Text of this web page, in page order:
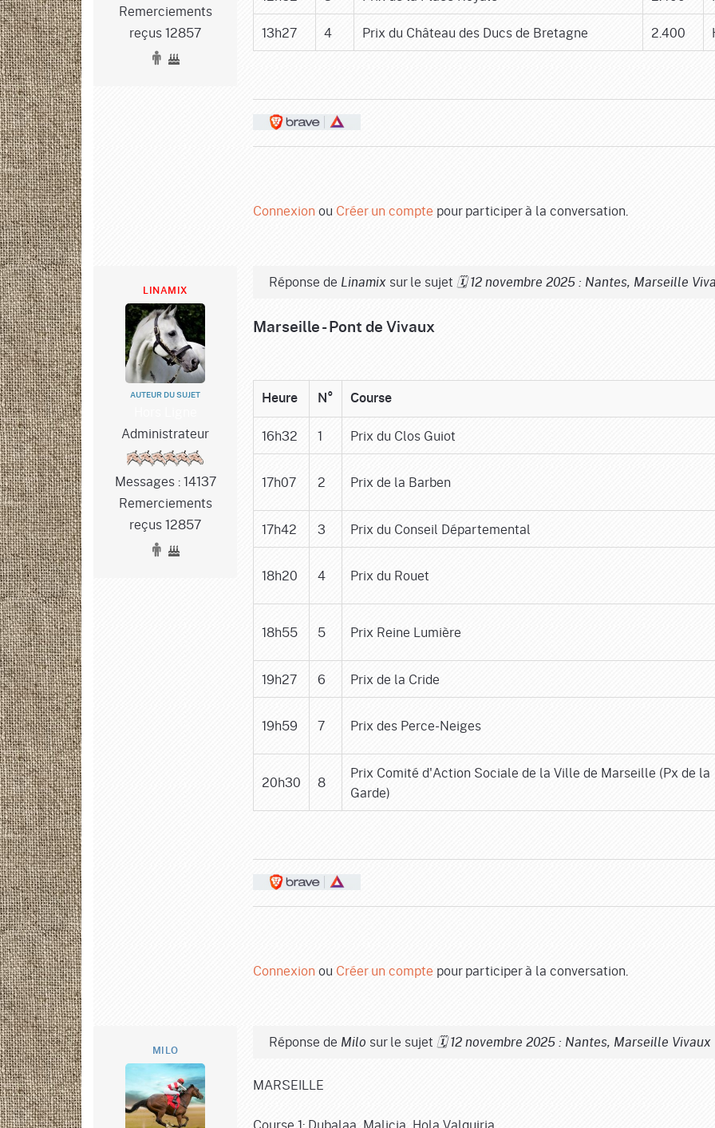
Remerciements
reçus 12857
13h27
4 Prix du Château des Ducs de Bretagne 2.400
Connexionou Créer un compte pour participer à la conversation.
LINAMIX
AUTEUR DU SUJET
Administrateur
Messages : 14137
Remerciements
reçus 12857
Réponse de Linamix sur le sujet 🗓️ 12 novembre 2025 : Nantes, Marseille
Marseille - Pont de Vivaux
Heure N° Course
16h32 1 Prix du Clos Guiot
17h07 2 Prix de la Barben
17h42 3 Prix du Conseil Départemental
18h20 4 Prix du Rouet
18h55 5 Prix Reine Lumière
19h27 6 Prix de la Cride
19h59 7 Prix des Perce-Neiges
20h30 8
Prix Comité d'Action Sociale de la Ville de Marseille (Px de la
Garde)
Connexionou Créer un compte pour participer à la conversation.
MILO Réponse de Milo sur le sujet 🗓️ 12 novembre 2025 : Nantes, Marseille Vivaux
MARSEILLE